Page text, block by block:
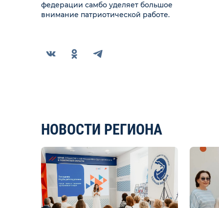
федерации самбо уделяет большое
внимание патриотической работе.
НОВОСТИ РЕГИОНА